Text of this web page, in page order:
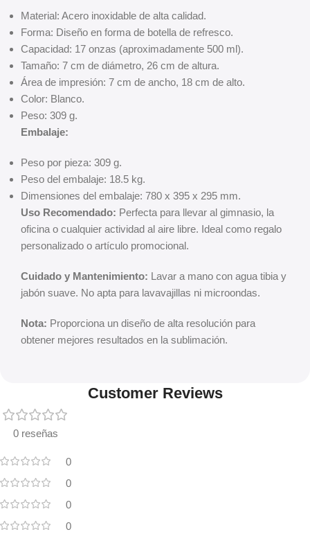
Material: Acero inoxidable de alta calidad.
Forma: Diseño en forma de botella de refresco.
Capacidad: 17 onzas (aproximadamente 500 ml).
Tamaño: 7 cm de diámetro, 26 cm de altura.
Área de impresión: 7 cm de ancho, 18 cm de alto.
Color: Blanco.
Peso: 309 g.
Embalaje:
Peso por pieza: 309 g.
Peso del embalaje: 18.5 kg.
Dimensiones del embalaje: 780 x 395 x 295 mm.
Uso Recomendado: Perfecta para llevar al gimnasio, la
oficina o cualquier actividad al aire libre. Ideal como regalo
personalizado o artículo promocional.
Cuidado y Mantenimiento: Lavar a mano con agua tibia y
jabón suave. No apta para lavavajillas ni microondas.
Nota: Proporciona un diseño de alta resolución para
obtener mejores resultados en la sublimación.
Customer Reviews
0 reseñas
0
0
0
0